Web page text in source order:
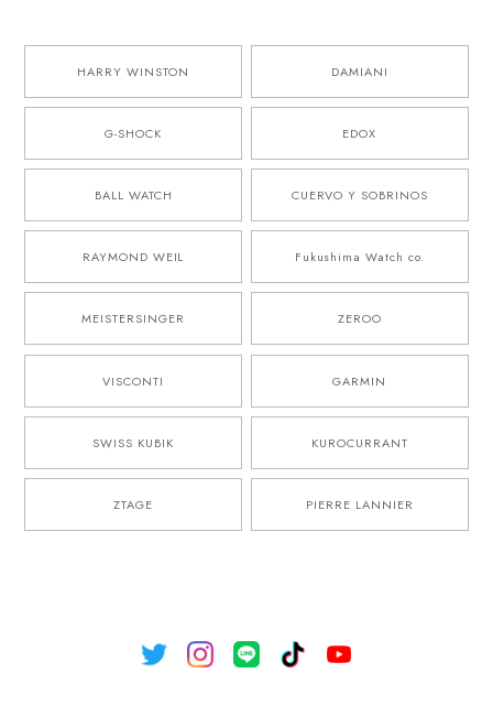
HARRY WINSTON DAMIANI
G-SHOCK EDOX
BALL WATCH CUERVO Y SOBRINOS
RAYMOND WEIL Fukushima Watch co.
MEISTERSINGER ZEROO
VISCONTI GARMIN
SWISS KUBIK KUROCURRANT
ZTAGE PIERRE LANNIER